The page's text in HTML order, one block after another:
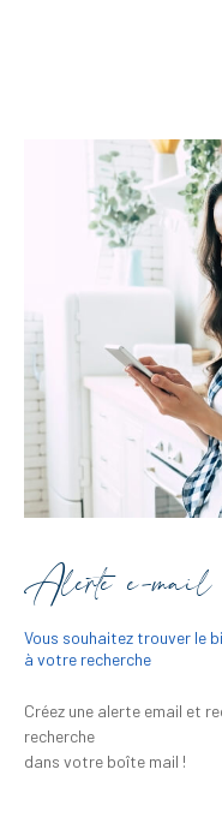
Alerte e-mail
Vous souhaitez trouver le
à votre recherche
Créez une alerte email et
recherche
dans votre boîte mail !